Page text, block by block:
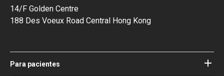
14/F Golden Centre
188 Des Voeux Road Central Hong Kong
Para pacientes